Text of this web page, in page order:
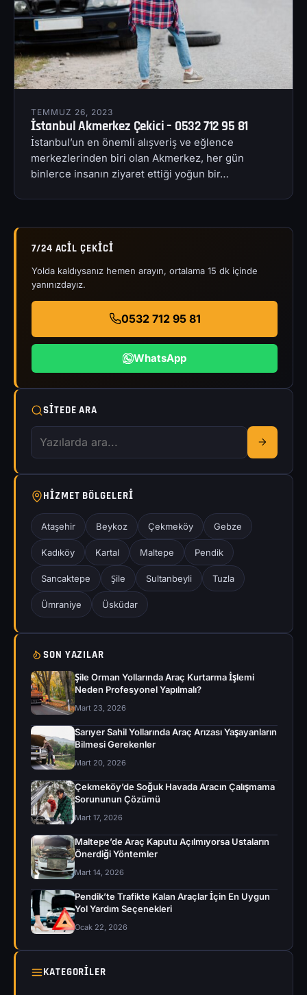
TEMMUZ 26, 2023
İstanbul Akmerkez Çekici – 0532 712 95 81
İstanbul’un en önemli alışveriş ve eğlence
merkezlerinden biri olan Akmerkez, her gün
binlerce insanın ziyaret ettiği yoğun bir…
7/24 ACIL ÇEKICI
Yolda kaldıysanız hemen arayın, ortalama 15 dk içinde
yanınızdayız.
0532 712 95 81
WhatsApp
SITEDE ARA
HIZMET BÖLGELERI
Ataşehir Beykoz Çekmeköy Gebze
Kadıköy Kartal Maltepe Pendik
Sancaktepe Şile Sultanbeyli Tuzla
Ümraniye Üsküdar
SON YAZILAR
Şile Orman Yollarında Araç Kurtarma İşlemi
Neden Profesyonel Yapılmalı?
Mart 23, 2026
Sarıyer Sahil Yollarında Araç Arızası Yaşayanların
Bilmesi Gerekenler
Mart 20, 2026
Çekmeköy’de Soğuk Havada Aracın Çalışmama
Sorununun Çözümü
Mart 17, 2026
Maltepe’de Araç Kaputu Açılmıyorsa Ustaların
Önerdiği Yöntemler
Mart 14, 2026
Pendik’te Trafikte Kalan Araçlar İçin En Uygun
Yol Yardım Seçenekleri
Ocak 22, 2026
KATEGORILER